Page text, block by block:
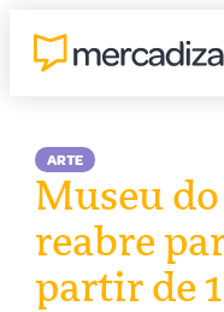
ARTE
Museu
reabre
partir de